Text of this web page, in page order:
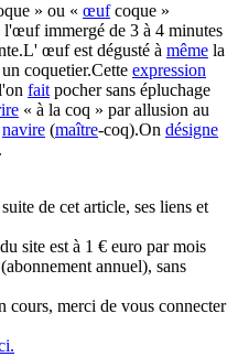
» ou « œufcoque »
l'œuf immergé de 3 à 4 minutes
œuf est dégusté à même la
coquetier.Cette expression
fait pocher sans épluchage
« à la coq » par allusion au
navire (maître-coq).On désigne
de cet article, ses liens et
site est à 1 € euro par mois
annuel), sans
cours, merci de vous connecter